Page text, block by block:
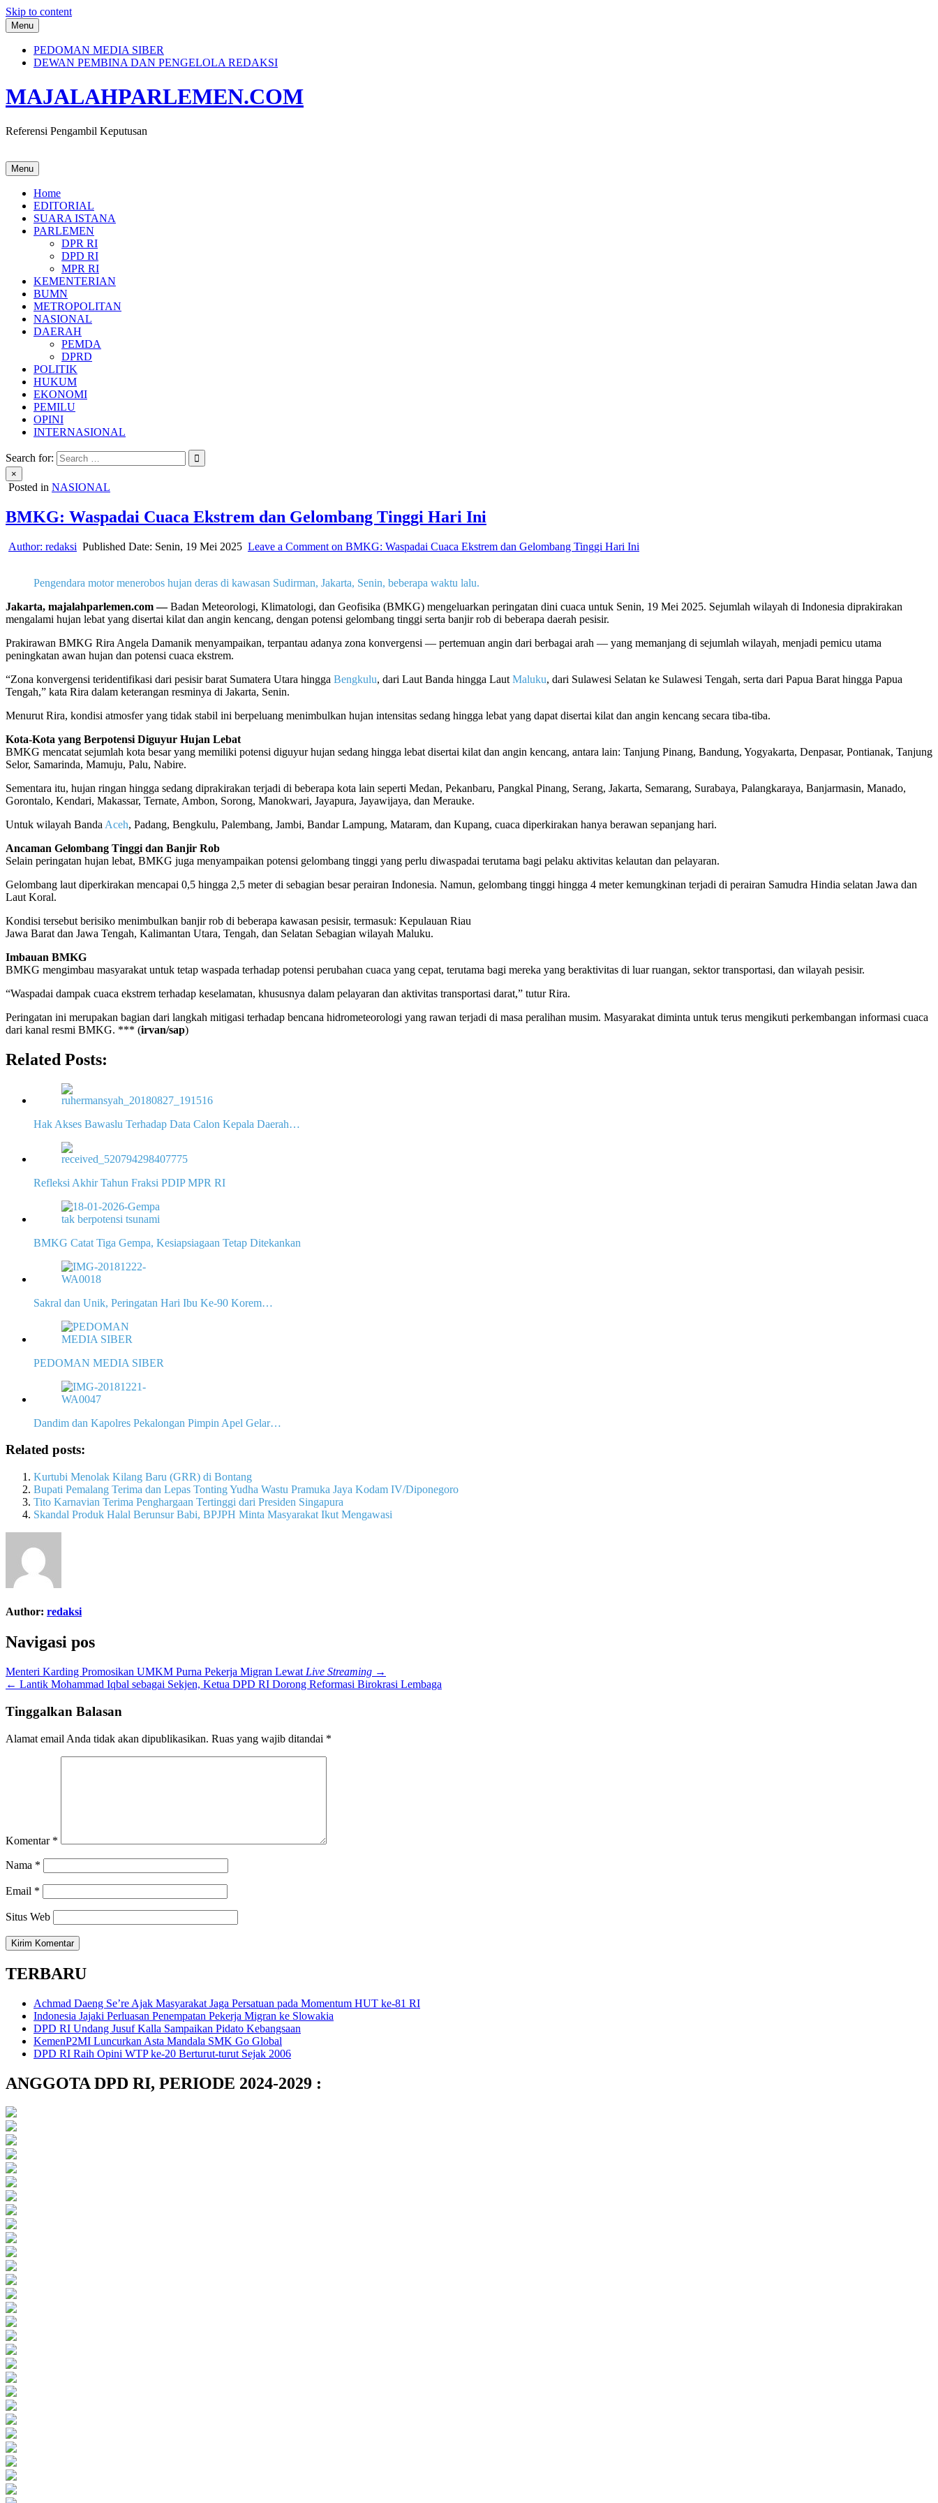
Skip to content
Menu
PEDOMAN MEDIA SIBER
DEWAN PEMBINA DAN PENGELOLA REDAKSI
MAJALAHPARLEMEN.COM
Referensi Pengambil Keputusan
Menu
Home
EDITORIAL
SUARA ISTANA
PARLEMEN
DPR RI
DPD RI
MPR RI
KEMENTERIAN
BUMN
METROPOLITAN
NASIONAL
DAERAH
PEMDA
DPRD
POLITIK
HUKUM
EKONOMI
PEMILU
OPINI
INTERNASIONAL
Search for:
×
Posted in NASIONAL
BMKG: Waspadai Cuaca Ekstrem dan Gelombang Tinggi Hari Ini
Author: redaksi Published Date: Senin, 19 Mei 2025 Leave a Comment on BMKG: Waspadai Cuaca Ekstrem dan Gelombang Tinggi Hari Ini
Pengendara motor menerobos hujan deras di kawasan Sudirman, Jakarta, Senin, beberapa waktu lalu.
Jakarta, majalahparlemen.com —Badan Meteorologi, Klimatologi, dan Geofisika (BMKG) mengeluarkan peringatan dini cuaca untuk Senin, 19 Mei 2025. Sejumlah wilayah di Indonesia diprakirakan
mengalami hujan lebat yang disertai kilat dan angin kencang, dengan potensi gelombang tinggi serta banjir rob di beberapa daerah pesisir.
Prakirawan BMKG Rira Angela Damanik menyampaikan, terpantau adanya zona konvergensi — pertemuan angin dari berbagai arah — yang memanjang di sejumlah wilayah, menjadi pemicu utama
peningkatan awan hujan dan potensi cuaca ekstrem.
“Zona konvergensi teridentifikasi dari pesisir barat Sumatera Utara hingga Bengkulu, dari Laut Banda hingga Laut Maluku, dari Sulawesi Selatan ke Sulawesi Tengah, serta dari Papua Barat hingga Papua
Tengah,” kata Rira dalam keterangan resminya di Jakarta, Senin.
Menurut Rira, kondisi atmosfer yang tidak stabil ini berpeluang menimbulkan hujan intensitas sedang hingga lebat yang dapat disertai kilat dan angin kencang secara tiba-tiba.
Kota-Kota yang Berpotensi Diguyur Hujan Lebat
BMKG mencatat sejumlah kota besar yang memiliki potensi diguyur hujan sedang hingga lebat disertai kilat dan angin kencang, antara lain: Tanjung Pinang, Bandung, Yogyakarta, Denpasar, Pontianak, Tanjung
Selor, Samarinda, Mamuju, Palu, Nabire.
Sementara itu, hujan ringan hingga sedang diprakirakan terjadi di beberapa kota lain seperti Medan, Pekanbaru, Pangkal Pinang, Serang, Jakarta, Semarang, Surabaya, Palangkaraya, Banjarmasin, Manado,
Gorontalo, Kendari, Makassar, Ternate, Ambon, Sorong, Manokwari, Jayapura, Jayawijaya, dan Merauke.
Untuk wilayah Banda Aceh, Padang, Bengkulu, Palembang, Jambi, Bandar Lampung, Mataram, dan Kupang, cuaca diperkirakan hanya berawan sepanjang hari.
Ancaman Gelombang Tinggi dan Banjir Rob
Selain peringatan hujan lebat, BMKG juga menyampaikan potensi gelombang tinggi yang perlu diwaspadai terutama bagi pelaku aktivitas kelautan dan pelayaran.
Gelombang laut diperkirakan mencapai 0,5 hingga 2,5 meter di sebagian besar perairan Indonesia. Namun, gelombang tinggi hingga 4 meter kemungkinan terjadi di perairan Samudra Hindia selatan Jawa dan
Laut Koral.
Kondisi tersebut berisiko menimbulkan banjir rob di beberapa kawasan pesisir, termasuk: Kepulauan Riau
Jawa Barat dan Jawa Tengah, Kalimantan Utara, Tengah, dan Selatan Sebagian wilayah Maluku.
Imbauan BMKG
BMKG mengimbau masyarakat untuk tetap waspada terhadap potensi perubahan cuaca yang cepat, terutama bagi mereka yang beraktivitas di luar ruangan, sektor transportasi, dan wilayah pesisir.
“Waspadai dampak cuaca ekstrem terhadap keselamatan, khususnya dalam pelayaran dan aktivitas transportasi darat,” tutur Rira.
Peringatan ini merupakan bagian dari langkah mitigasi terhadap bencana hidrometeorologi yang rawan terjadi di masa peralihan musim. Masyarakat diminta untuk terus mengikuti perkembangan informasi cuaca
dari kanal resmi BMKG. *** (irvan/sap)
Related Posts:
Hak Akses Bawaslu Terhadap Data Calon Kepala Daerah…
Refleksi Akhir Tahun Fraksi PDIP MPR RI
BMKG Catat Tiga Gempa, Kesiapsiagaan Tetap Ditekankan
Sakral dan Unik, Peringatan Hari Ibu Ke-90 Korem…
PEDOMAN MEDIA SIBER
Dandim dan Kapolres Pekalongan Pimpin Apel Gelar…
Related posts:
Kurtubi Menolak Kilang Baru (GRR) di Bontang
Bupati Pemalang Terima dan Lepas Tonting Yudha Wastu Pramuka Jaya Kodam IV/Diponegoro
Tito Karnavian Terima Penghargaan Tertinggi dari Presiden Singapura
Skandal Produk Halal Berunsur Babi, BPJPH Minta Masyarakat Ikut Mengawasi
Author: redaksi
Navigasi pos
Menteri Karding Promosikan UMKM Purna Pekerja Migran Lewat Live Streaming →
← Lantik Mohammad Iqbal sebagai Sekjen, Ketua DPD RI Dorong Reformasi Birokrasi Lembaga
Tinggalkan Balasan
Alamat email Anda tidak akan dipublikasikan. Ruas yang wajib ditandai *
Komentar *
Nama *
Email *
Situs Web
TERBARU
Achmad Daeng Se’re Ajak Masyarakat Jaga Persatuan pada Momentum HUT ke-81 RI
Indonesia Jajaki Perluasan Penempatan Pekerja Migran ke Slowakia
DPD RI Undang Jusuf Kalla Sampaikan Pidato Kebangsaan
KemenP2MI Luncurkan Asta Mandala SMK Go Global
DPD RI Raih Opini WTP ke-20 Berturut-turut Sejak 2006
ANGGOTA DPD RI, PERIODE 2024-2029 :